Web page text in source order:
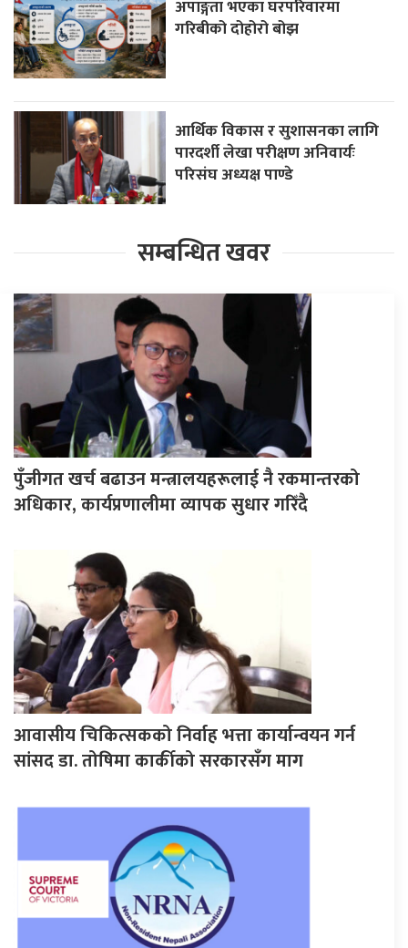
अपाङ्गता भएका घरपरिवारमा
गरिबीको दोहोरो बोझ
आर्थिक विकास र सुशासनका लागि
पारदर्शी लेखा परीक्षण अनिवार्यः
परिसंघ अध्यक्ष पाण्डे
सम्बन्धित खवर
पुँजीगत खर्च बढाउन मन्त्रालयहरूलाई नै रकमान्तरको
अधिकार, कार्यप्रणालीमा व्यापक सुधार गरिँदै
आवासीय चिकित्सकको निर्वाह भत्ता कार्यान्वयन गर्न
सांसद डा. तोषिमा कार्कीको सरकारसँग माग